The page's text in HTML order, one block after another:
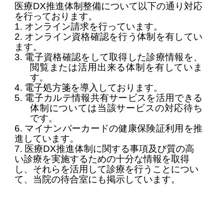
医療DX推進体制整備について以下の通り対応
を行っております。
1. オンライン請求を行っています。
2. オンライン資格確認を行う体制を有してい
ます。
3. 電子資格確認をして取得した診療情報を、
閲覧または活用出来る体制を有していま
す。
4. 電子処方箋を導入しております。
5. 電子カルテ情報共有サービスを活用できる
体制については当該サービスの対応待ち
です。
6. マイナンバーカードの健康保険証利用を推
進しています。
7. 医療DX推進体制に関する事項及び質の高
い診療を実施するための十分な情報を取得
し、それらを活用して診療を行うことについ
て、当院の待合室にも掲示しています。